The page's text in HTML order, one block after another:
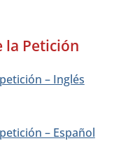
la Petición
– Inglés
– Español